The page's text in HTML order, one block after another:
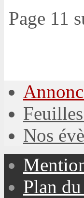
Page 11
Nos
Plan